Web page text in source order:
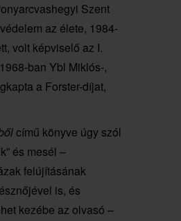
Szent
az élete, 1984-
volt képviselő az I.
ban Ybl Miklós-,
a Forster-díjat,
című könyve úgy szól
és mesél –
felújításának
is, és
kezébe az olvasó –